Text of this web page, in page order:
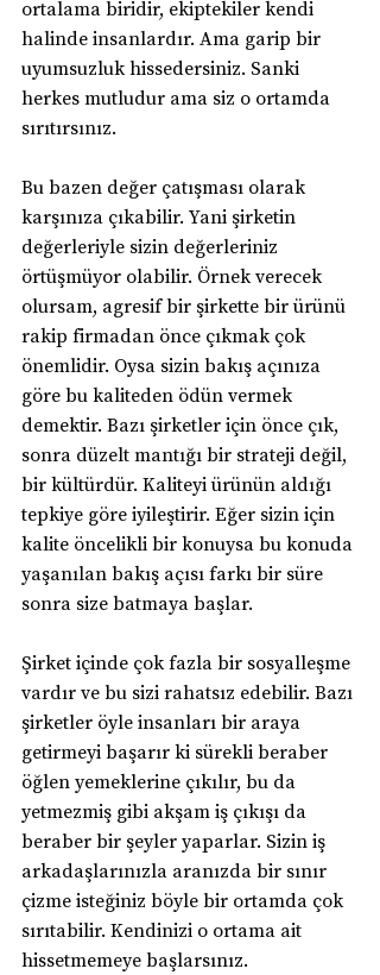
ortalama biridir, ekiptekiler kendi
halinde insanlardır. Ama garip bir
uyumsuzluk hissedersiniz. Sanki
herkes mutludur ama siz o ortamda
sırıtırsınız.
Bu bazen değer çatışması olarak
karşınıza çıkabilir. Yani şirketin
değerleriyle sizin değerleriniz
örtüşmüyor olabilir. Örnek verecek
olursam, agresif bir şirkette bir ürünü
rakip firmadan önce çıkmak çok
önemlidir. Oysa sizin bakış açınıza
göre bu kaliteden ödün vermek
demektir. Bazı şirketler için önce çık,
sonra düzelt mantığı bir strateji değil,
bir kültürdür. Kaliteyi ürünün aldığı
tepkiye göre iyileştirir. Eğer sizin için
kalite öncelikli bir konuysa bu konuda
yaşanılan bakış açısı farkı bir süre
sonra size batmaya başlar.
Şirket içinde çok fazla bir sosyalleşme
vardır ve bu sizi rahatsız edebilir. Bazı
şirketler öyle insanları bir araya
getirmeyi başarır ki sürekli beraber
öğlen yemeklerine çıkılır, bu da
yetmezmiş gibi akşam iş çıkışı da
beraber bir şeyler yaparlar. Sizin iş
arkadaşlarınızla aranızda bir sınır
çizme isteğiniz böyle bir ortamda çok
sırıtabilir. Kendinizi o ortama ait
hissetmemeye başlarsınız.